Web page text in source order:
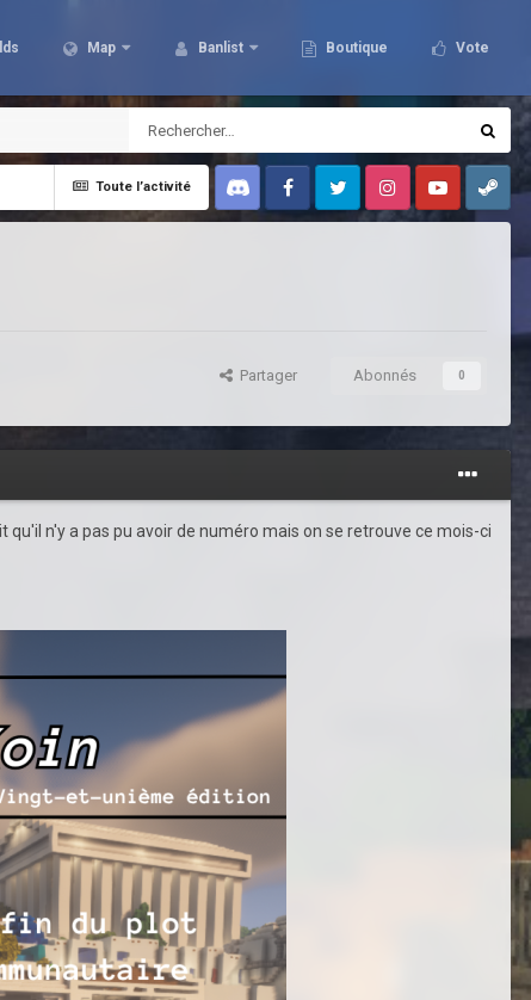
Map Banlist Boutique Vote
Toute l’activité
Discord FacebookTwitter InstagramYoutubeSteam
Partager Abonnés 0
qu'il n'y a pas pu avoir de numéro mais on se retrouve ce mois-ci